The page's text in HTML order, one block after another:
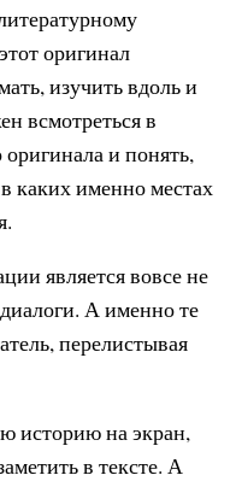
оригинал
изучить вдоль и
всмотреться в
оригинала и понять,
каких именно местах
является вовсе не
А именно те
перелистывая
историю на экран,
в тексте. А